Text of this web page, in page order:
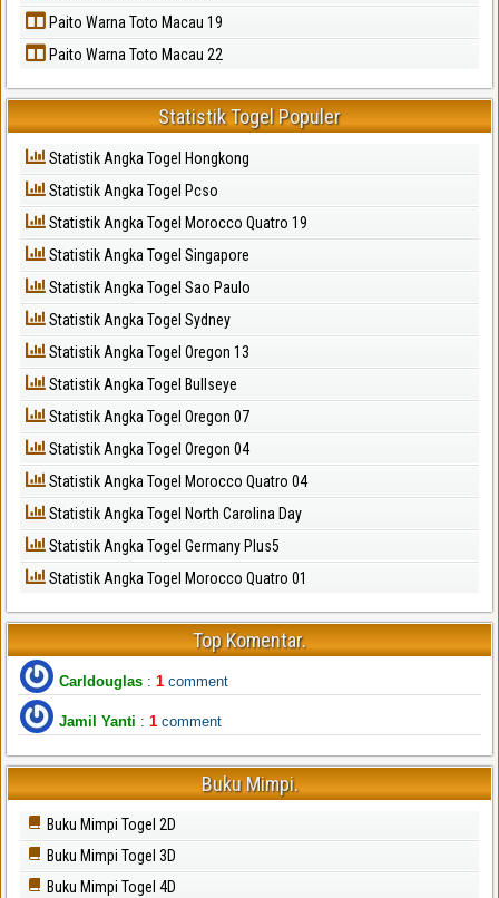
Paito Warna Toto Macau 19
Paito Warna Toto Macau 22
Statistik Togel Populer
Statistik Angka Togel Hongkong
Statistik Angka Togel Pcso
Statistik Angka Togel Morocco Quatro 19
Statistik Angka Togel Singapore
Statistik Angka Togel Sao Paulo
Statistik Angka Togel Sydney
Statistik Angka Togel Oregon 13
Statistik Angka Togel Bullseye
Statistik Angka Togel Oregon 07
Statistik Angka Togel Oregon 04
Statistik Angka Togel Morocco Quatro 04
Statistik Angka Togel North Carolina Day
Statistik Angka Togel Germany Plus5
Statistik Angka Togel Morocco Quatro 01
Top Komentar.
Carldouglas : 1 comment
Jamil Yanti : 1 comment
Buku Mimpi.
Buku Mimpi Togel 2D
Buku Mimpi Togel 3D
Buku Mimpi Togel 4D